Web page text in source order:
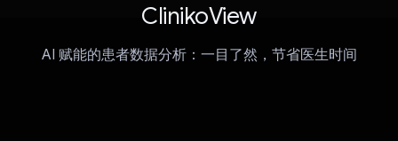
ClinikoView
AI 赋能的患者数据分析：一目了然，节省医生时间